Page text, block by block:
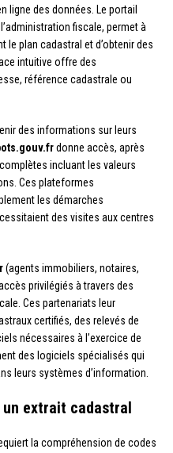
ligne des données. Le portail
fiscale, permet à
plan cadastral et d’obtenir des
intuitive offre des
référence cadastrale ou
des informations sur leurs
donne accès, après
incluant les valeurs
Ces plateformes
les démarches
des visites aux centres
(agents immobiliers, notaires,
privilégiés à travers des
Ces partenariats leur
certifiés, des relevés de
nécessaires à l’exercice de
des logiciels spécialisés qui
leurs systèmes d’information.
extrait cadastral
la compréhension de codes